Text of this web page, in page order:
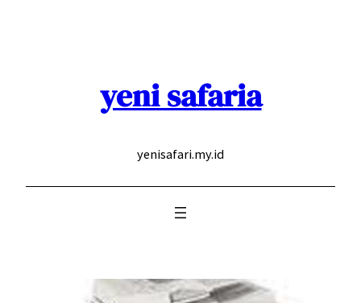
yeni safaria
yenisafari.my.id